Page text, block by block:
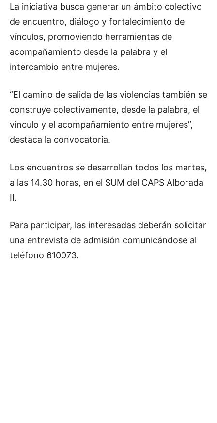
La iniciativa busca generar un ámbito colectivo
de encuentro, diálogo y fortalecimiento de
vínculos, promoviendo herramientas de
acompañamiento desde la palabra y el
intercambio entre mujeres.
“El camino de salida de las violencias también se
construye colectivamente, desde la palabra, el
vínculo y el acompañamiento entre mujeres”,
destaca la convocatoria.
Los encuentros se desarrollan todos los martes,
a las 14.30 horas, en el SUM del CAPS Alborada
II.
Para participar, las interesadas deberán solicitar
una entrevista de admisión comunicándose al
teléfono 610073.